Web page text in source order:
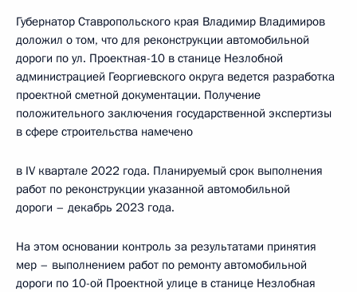
Губернатор Ставропольского края Владимир Владимиров
доложил о том, что для реконструкции автомобильной
дороги по ул. Проектная-10 в станице Незлобной
администрацией Георгиевского округа ведется разработка
проектной сметной документации. Получение
положительного заключения государственной экспертизы
в сфере строительства намечено
в IV квартале 2022 года. Планируемый срок выполнения
работ по реконструкции указанной автомобильной
дороги – декабрь 2023 года.
На этом основании контроль за результатами принятия
мер – выполнением работ по ремонту автомобильной
дороги по 10-ой Проектной улице в станице Незлобная